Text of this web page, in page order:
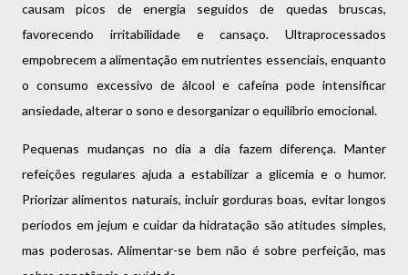
causam picos de energia seguidos de quedas bruscas,
favorecendo irritabilidade e cansaço. Ultraprocessados
empobrecem a alimentação em nutrientes essenciais, enquanto
o consumo excessivo de álcool e cafeína pode intensificar
ansiedade, alterar o sono e desorganizar o equilíbrio emocional.
Pequenas mudanças no dia a dia fazem diferença. Manter
refeições regulares ajuda a estabilizar a glicemia e o humor.
Priorizar alimentos naturais, incluir gorduras boas, evitar longos
períodos em jejum e cuidar da hidratação são atitudes simples,
mas poderosas. Alimentar-se bem não é sobre perfeição, mas